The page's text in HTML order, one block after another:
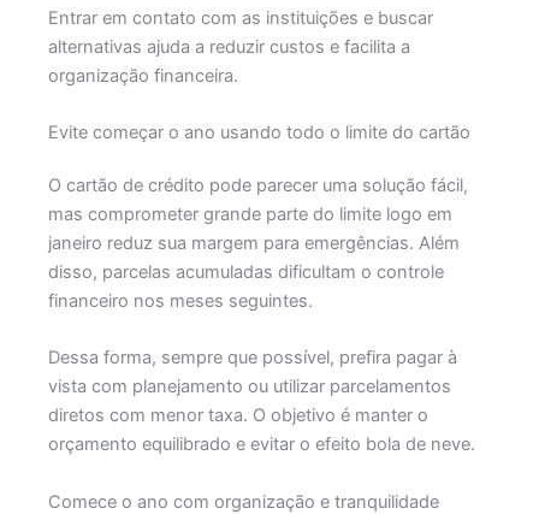
Entrar em contato com as instituições e buscar
alternativas ajuda a reduzir custos e facilita a
organização financeira.
Evite começar o ano usando todo o limite do cartão
O cartão de crédito pode parecer uma solução fácil,
mas comprometer grande parte do limite logo em
janeiro reduz sua margem para emergências. Além
disso, parcelas acumuladas dificultam o controle
financeiro nos meses seguintes.
Dessa forma, sempre que possível, prefira pagar à
vista com planejamento ou utilizar parcelamentos
diretos com menor taxa. O objetivo é manter o
orçamento equilibrado e evitar o efeito bola de neve.
Comece o ano com organização e tranquilidade